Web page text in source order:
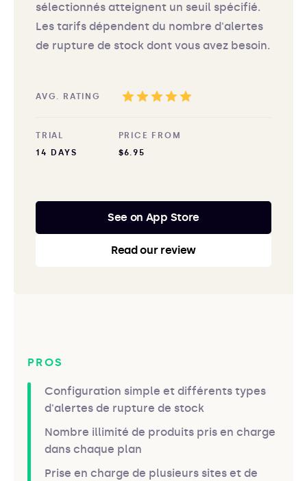
sélectionnés atteignent un seuil spécifié.
Les tarifs dépendent du nombre d'alertes
de rupture de stock dont vous avez besoin.
AVG. RATING
TRIAL
14 DAYS
PRICE FROM
$6.95
See on App Store
Read our review
PROS
Configuration simple et différents types
d'alertes de rupture de stock
Nombre illimité de produits pris en charge
dans chaque plan
Prise en charge de plusieurs sites et de